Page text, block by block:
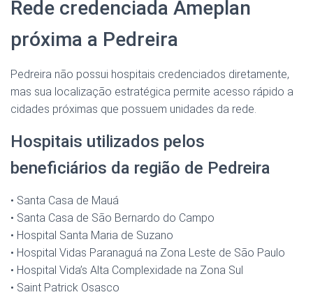
Rede credenciada Ameplan
próxima a Pedreira
Pedreira não possui hospitais credenciados diretamente,
mas sua localização estratégica permite acesso rápido a
cidades próximas que possuem unidades da rede.
Hospitais utilizados pelos
beneficiários da região de Pedreira
• Santa Casa de Mauá
• Santa Casa de São Bernardo do Campo
• Hospital Santa Maria de Suzano
• Hospital Vidas Paranaguá na Zona Leste de São Paulo
• Hospital Vida’s Alta Complexidade na Zona Sul
• Saint Patrick Osasco